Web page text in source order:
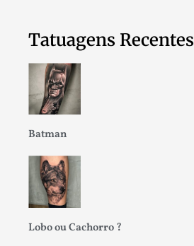
Tatuagens Recentes
Batman
Lobo ou Cachorro ?